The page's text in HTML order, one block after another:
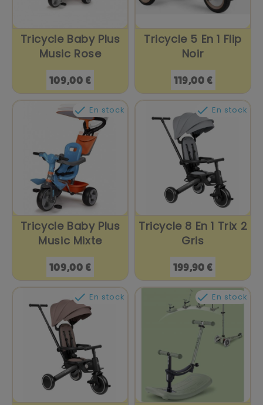
Tricycle Baby Plus
Music Rose
Prix
109,00 €
Tricycle 5 En 1 Flip
Noir
Prix
119,00 €
 En stock
Tricycle Baby Plus
Music Mixte
Prix
109,00 €
 En stock
Tricycle 8 En 1 Trix 2
Gris
Prix
199,90 €
 En stock  En stock